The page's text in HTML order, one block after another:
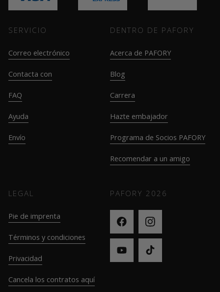
SERVICIO
Correo electrónico
Contacta con
FAQ
Ayuda
Envío
DENTRO DE PAFORY
Acerca de PAFORY
Blog
Carrera
Hazte embajador
Programa de Socios PAFORY
Recomendar a un amigo
LEGAL
Pie de imprenta
Términos y condiciones
Privacidad
Cancela los contratos aquí
PAFORY 2026